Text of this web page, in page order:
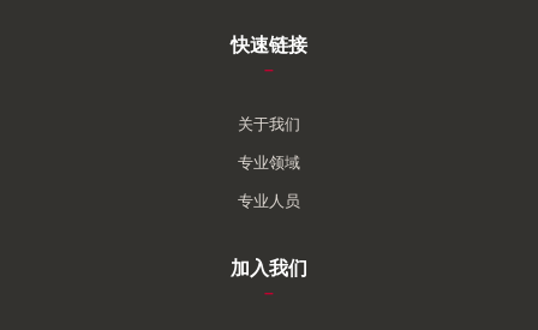
快速链接
–
关于我们
专业领域
专业人员
加入我们
–